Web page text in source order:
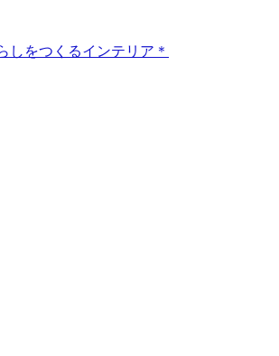
しをつくるインテリア＊